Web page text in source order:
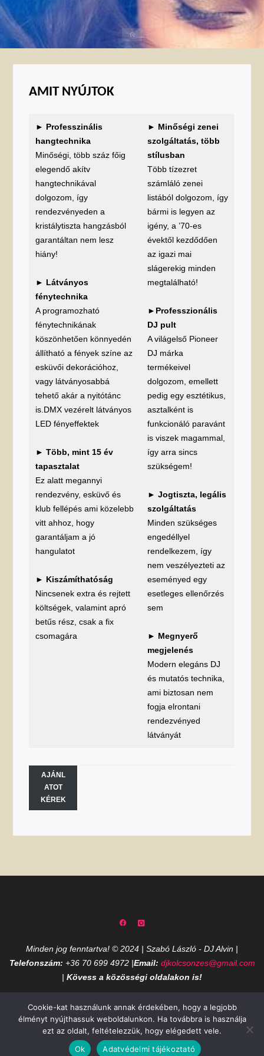
AMIT NYÚJTOK
►
Professzinális
hangtechnika
Minőségi, több száz főig
elegendő akítv
hangtechnikával
dolgozom, így
rendezvényeden a
kristálytiszta hangzásból
garantáltan nem lesz
hiány!
►
Látványos
fénytechnika
A programozható
fénytechnikának
köszönhetően könnyedén
állítható a fények színe az
esküvői dekorációhoz,
vagy látványosabbá
tehető akár a nyitótánc
is.DMX vezérelt látványos
LED fényeffektek
► Több, mint 15 év
tapasztalat
Ez alatt megannyi
rendezvény, esküvő és
klub fellépés ami közelebb
vitt ahhoz, hogy
garantáljam a jó
hangulatot
►
Kiszámíthatóság
Nincsenek extra és rejtett
költségek, valamint apró
betűs rész, csak a fix
csomagára
► Minőségi zenei
szolgáltatás, több
stílusban
Több tízezret
számláló zenei
listából dolgozom, így
bármi is legyen az
igény, a ’70-es
évektől kezdődően
az igazi mai
slágerekig minden
megtalálható!
► Professzionális
DJ pult
A világelső Pioneer
DJ márka
termékeivel
dolgozom, emellett
pedig egy esztétikus,
asztalként is
funkcionáló paravánt
is viszek magammal,
így arra sincs
szükségem!
► Jogtiszta, legális
szolgáltatás
Minden szükséges
engedéllyel
rendelkezem, így
nem veszélyezteti az
eseményed egy
esetleges ellenőrzés
sem
► Megnyerő
megjelenés
Modern elegáns DJ
és mutatós technika,
ami biztosan nem
fogja elrontani
rendezvényed
látványát
AJÁNL
ATOT
KÉREK
Minden jog fenntartva! © 2024 | Szabó László - DJ Alvin |
Telefonszám: +36 70 699 4972 | Email: djkolcsonzes@gmail.com
Kövess a közösségi oldalakon is!
Powered byBravada &WordPress.
Cookie-kat használunk annak érdekében, hogy a legjobb
élményt nyújthassuk weboldalunkon. Ha továbbra is használja
ezt az oldalt, feltételezzük, hogy elégedett vele.
Ok
Adatvédelmi tájékoztató